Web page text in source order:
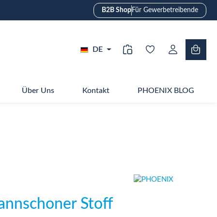
B2B Shop Für Gewerbetreibende
DE
Über Uns Kontakt PHOENIX BLOG
Stoff